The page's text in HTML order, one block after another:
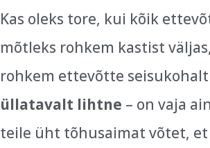
Kas oleks tore, kui kõik
mõtleks rohkem kastist
rohkem ettevõtte seisukohalt
üllatavalt lihtne – on vaja
teile üht tõhusaimat võtet,